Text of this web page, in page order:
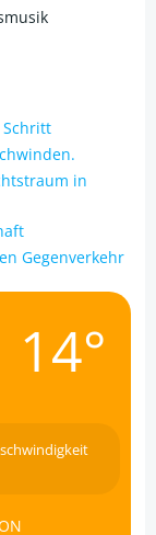
Schritt
in
Gegenverkehr
14°